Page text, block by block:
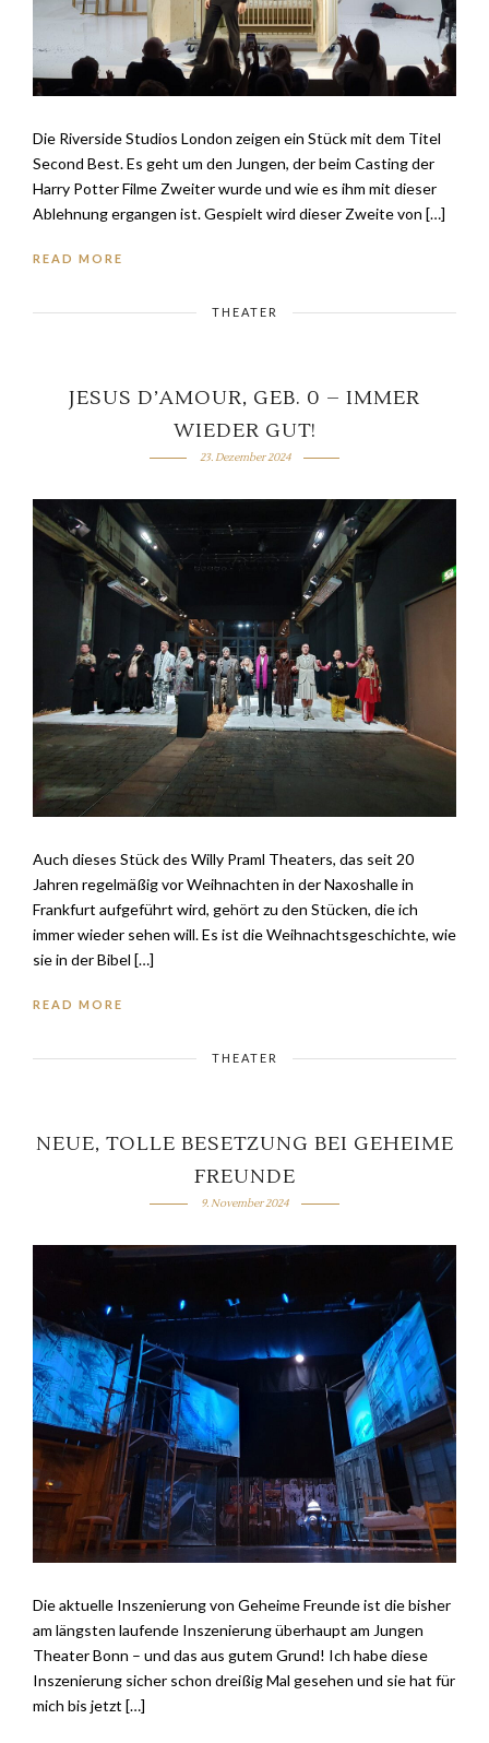
Die Riverside Studios London zeigen ein Stück mit dem Titel
Second Best. Es geht um den Jungen, der beim Casting der
Harry Potter Filme Zweiter wurde und wie es ihm mit dieser
Ablehnung ergangen ist. Gespielt wird dieser Zweite von […]
READ MORE
THEATER
JESUS D’AMOUR, GEB. 0 – IMMER
WIEDER GUT!
23. Dezember 2024
Auch dieses Stück des Willy Praml Theaters, das seit 20
Jahren regelmäßig vor Weihnachten in der Naxoshalle in
Frankfurt aufgeführt wird, gehört zu den Stücken, die ich
immer wieder sehen will. Es ist die Weihnachtsgeschichte, wie
sie in der Bibel […]
READ MORE
THEATER
NEUE, TOLLE BESETZUNG BEI GEHEIME
FREUNDE
9. November 2024
Die aktuelle Inszenierung von Geheime Freunde ist die bisher
am längsten laufende Inszenierung überhaupt am Jungen
Theater Bonn – und das aus gutem Grund! Ich habe diese
Inszenierung sicher schon dreißig Mal gesehen und sie hat für
mich bis jetzt […]